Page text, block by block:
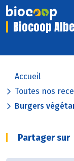
Biocoop
Accueil
Toutes nos
Burgers
Partager sur